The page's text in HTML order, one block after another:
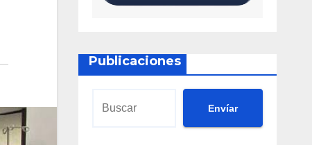
Publicaciones
Envíar